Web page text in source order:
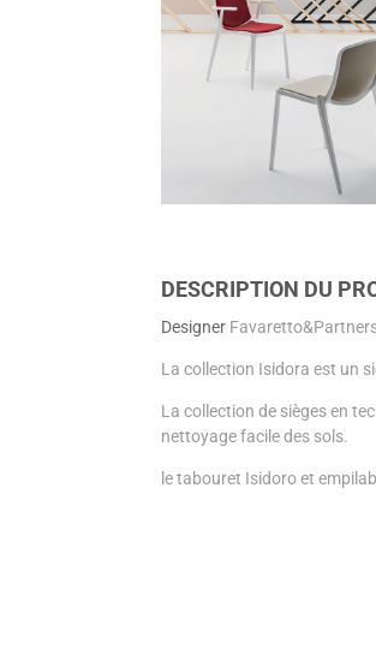
DESCRIPTION DU
Designer
La collection Isidora est un
La collection de sièges en
nettoyage facile des sols.
le tabouret Isidoro et